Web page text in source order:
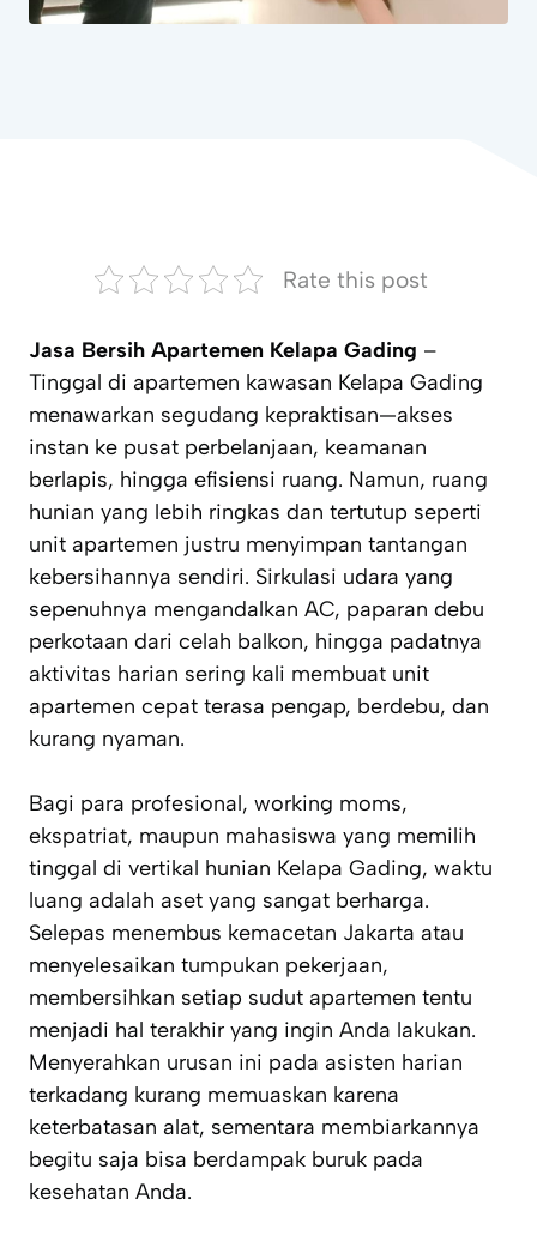
Rate this post
Jasa Bersih Apartemen Kelapa Gading –
Tinggal di apartemen kawasan Kelapa Gading
menawarkan segudang kepraktisan—akses
instan ke pusat perbelanjaan, keamanan
berlapis, hingga efisiensi ruang. Namun, ruang
hunian yang lebih ringkas dan tertutup seperti
unit apartemen justru menyimpan tantangan
kebersihannya sendiri. Sirkulasi udara yang
sepenuhnya mengandalkan AC, paparan debu
perkotaan dari celah balkon, hingga padatnya
aktivitas harian sering kali membuat unit
apartemen cepat terasa pengap, berdebu, dan
kurang nyaman.
Bagi para profesional, working moms,
ekspatriat, maupun mahasiswa yang memilih
tinggal di vertikal hunian Kelapa Gading, waktu
luang adalah aset yang sangat berharga.
Selepas menembus kemacetan Jakarta atau
menyelesaikan tumpukan pekerjaan,
membersihkan setiap sudut apartemen tentu
menjadi hal terakhir yang ingin Anda lakukan.
Menyerahkan urusan ini pada asisten harian
terkadang kurang memuaskan karena
keterbatasan alat, sementara membiarkannya
begitu saja bisa berdampak buruk pada
kesehatan Anda.